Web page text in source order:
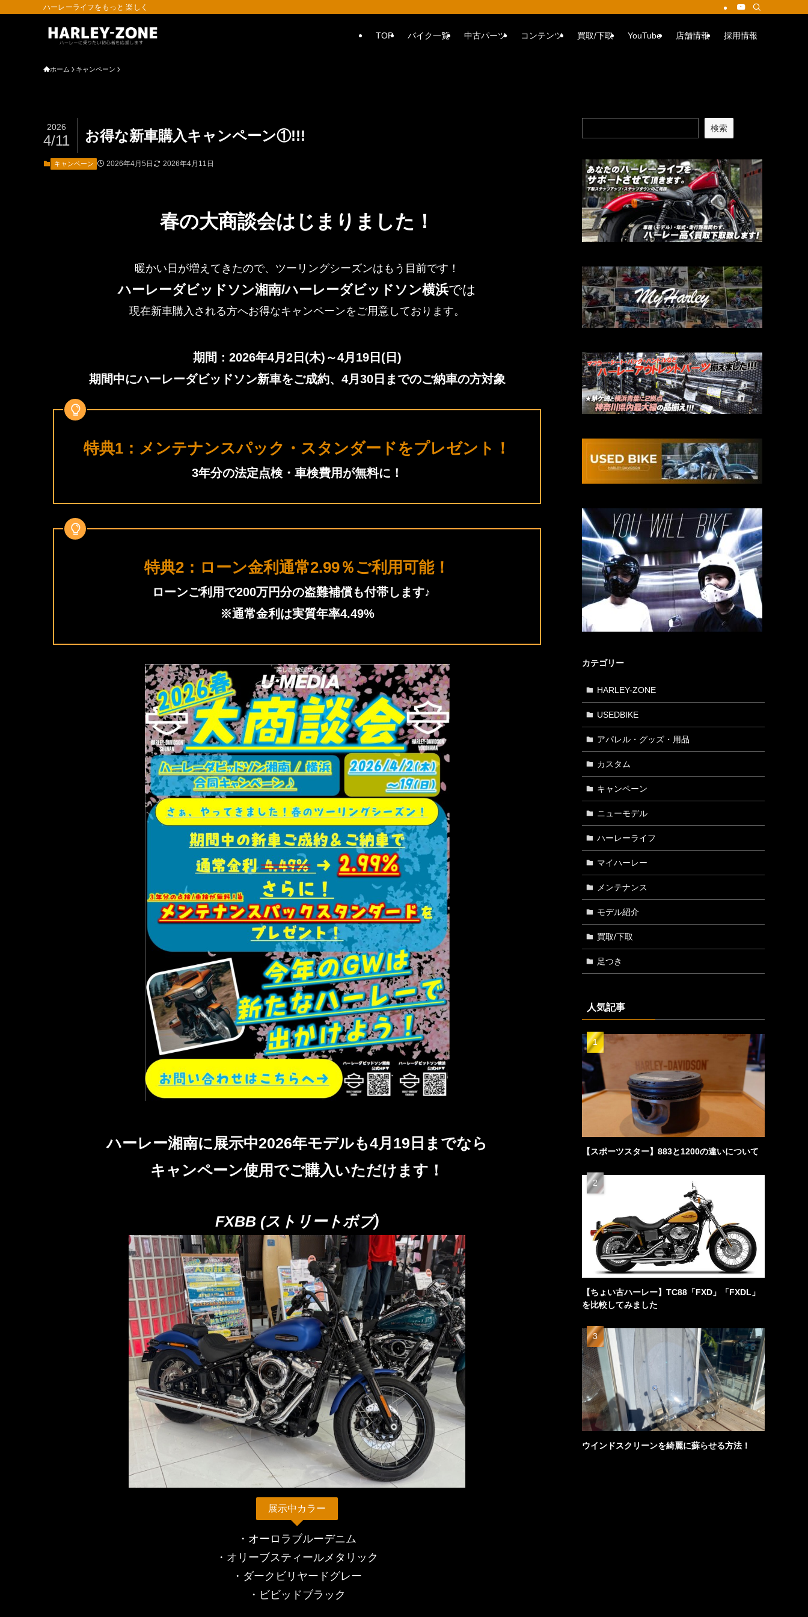
ハーレーライフをもっと 楽しく
TOP バイク一覧 中古パーツ コンテンツ 買取/下取 YouTube 店舗情報 採用情報
ホーム キャンペーン
お得な新車購入キャンペーン①!!!
2026
4/11
キャンペーン 2026年4月5日 2026年4月11日
春の大商談会はじまりました！
暖かい日が増えてきたので、ツーリングシーズンはもう目前です！
ハーレーダビッドソン湘南/ハーレーダビッドソン横浜では
現在新車購入される方へお得なキャンペーンをご用意しております。
期間：2026年4月2日(木)～4月19日(日)
期間中にハーレーダビッドソン新車をご成約、4月30日までのご納車の方対象
特典1：メンテナンスパック・スタンダードをプレゼント！
3年分の法定点検・車検費用が無料に！
特典2：ローン金利通常2.99％ご利用可能！
ローンご利用で200万円分の盗難補償も付帯します♪
※通常金利は実質年率4.49%
ハーレー湘南に展示中2026年モデルも4月19日までなら
キャンペーン使用でご購入いただけます！
FXBB (ストリートボブ)
展示中カラー
・オーロラブルーデニム
・オリーブスティールメタリック
・ダークビリヤードグレー
・ビビッドブラック
検索
カテゴリー
HARLEY-ZONE
USEDBIKE
アパレル・グッズ・用品
カスタム
キャンペーン
ニューモデル
ハーレーライフ
マイハーレー
メンテナンス
モデル紹介
買取/下取
足つき
人気記事
【スポーツスター】883と1200の違いについて
【ちょい古ハーレー】TC88「FXD」「FXDL」
を比較してみました
ウインドスクリーンを綺麗に蘇らせる方法！